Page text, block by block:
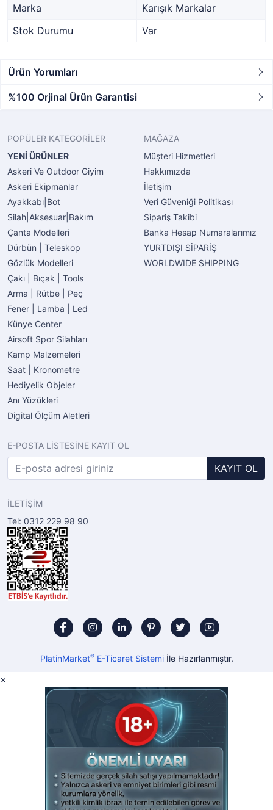
Marka
Karışık Markalar
Stok Durumu
Var
Ürün Yorumları
%100 Orjinal Ürün Garantisi
POPÜLER KATEGORİLER
YENİ ÜRÜNLER
Askeri Ve Outdoor Giyim
Askeri Ekipmanlar
Ayakkabı|Bot
Silah|Aksesuar|Bakım
Çanta Modelleri
Dürbün | Teleskop
Gözlük Modelleri
Çakı | Bıçak | Tools
Arma | Rütbe | Peç
Fener | Lamba | Led
Künye Center
Airsoft Spor Silahları
Kamp Malzemeleri
Saat | Kronometre
Hediyelik Objeler
Anı Yüzükleri
Digital Ölçüm Aletleri
MAĞAZA
Müşteri Hizmetleri
Hakkımızda
İletişim
Veri Güveniği Politikası
Sipariş Takibi
Banka Hesap Numaralarımız
YURTDIŞI SİPARİŞ
WORLDWIDE SHIPPING
E-POSTA LİSTESİNE KAYIT OL
KAYIT OL
İLETİŞİM
Tel: 0312 229 98 90
PlatinMarket®E-Ticaret Sistemiİle Hazırlanmıştır.
×